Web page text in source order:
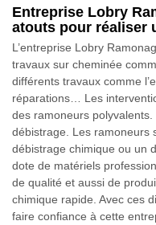
Entreprise Lobry
atouts pour réaliser
L’entreprise Lobry
travaux sur cheminée
différents travaux comme
réparations… Les
des ramoneurs
débistrage. Les ramoneurs
débistrage chimique ou un
dote de matériels
de qualité et aussi de
chimique rapide. Avec ces
faire confiance à cette